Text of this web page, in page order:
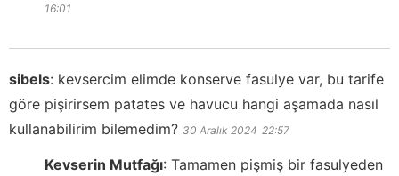
16:01
sibels: kevsercim elimde konserve fasulye var, bu tarife
göre pişirirsem patates ve havucu hangi aşamada nasıl
kullanabilirim bilemedim? 30 Aralık 2024 22:57
Kevserin Mutfağı: Tamamen pişmiş bir fasulyeden